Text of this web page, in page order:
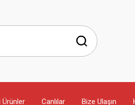
Ürünler Canlılar Bize Ulaşın